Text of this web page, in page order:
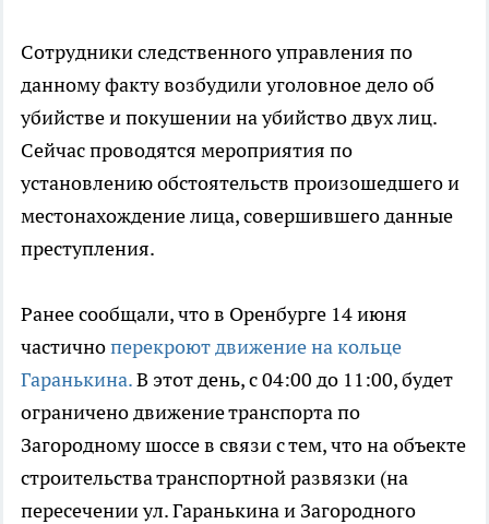
Сотрудники следственного управления по
данному факту возбудили уголовное дело об
убийстве и покушении на убийство двух лиц.
Сейчас проводятся мероприятия по
установлению обстоятельств произошедшего и
местонахождение лица, совершившего данные
преступления.
Ранее сообщали, что в Оренбурге 14 июня
частичноперекроют движение на кольце
Гаранькина.В этот день, с 04:00 до 11:00, будет
ограничено движение транспорта по
Загородному шоссе в связи с тем, что на объекте
строительства транспортной развязки (на
пересечении ул. Гаранькина и Загородного